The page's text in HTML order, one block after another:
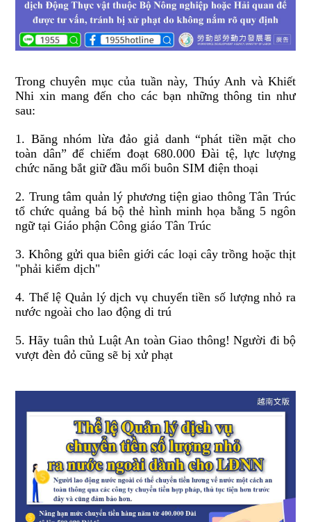
Trong chuyên mục của tuần này, Thúy Anh và Khiết
Nhi xin mang đến cho các bạn những thông tin như
sau:
1. Băng nhóm lừa đảo giả danh “phát tiền mặt cho
toàn dân” để chiếm đoạt 680.000 Đài tệ, lực lượng
chức năng bắt giữ đầu mối buôn SIM điện thoại
2. Trung tâm quản lý phương tiện giao thông Tân Trúc
tổ chức quảng bá bộ thẻ hình minh họa bằng 5 ngôn
ngữ tại Giáo phận Công giáo Tân Trúc
3. Không gửi qua biên giới các loại cây trồng hoặc thịt
"phải kiểm dịch"
4. Thể lệ Quản lý dịch vụ chuyển tiền số lượng nhỏ ra
nước ngoài cho lao động di trú
5. Hãy tuân thủ Luật An toàn Giao thông! Người đi bộ
vượt đèn đỏ cũng sẽ bị xử phạt